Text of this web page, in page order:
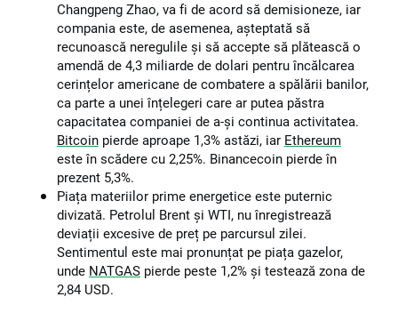
Changpeng Zhao, va fi de acord să demisioneze, iar
compania este, de asemenea, așteptată să
recunoască neregulile și să accepte să plătească o
amendă de 4,3 miliarde de dolari pentru încălcarea
cerințelor americane de combatere a spălării banilor,
ca parte a unei înțelegeri care ar putea păstra
capacitatea companiei de a-și continua activitatea.
Bitcoin pierde aproape 1,3% astăzi, iar Ethereum
este în scădere cu 2,25%. Binancecoin pierde în
prezent 5,3%.
Piața materiilor prime energetice este puternic
divizată. Petrolul Brent și WTI, nu înregistrează
deviații excesive de preț pe parcursul zilei.
Sentimentul este mai pronunțat pe piața gazelor,
unde NATGAS pierde peste 1,2% și testează zona de
2,84 USD.